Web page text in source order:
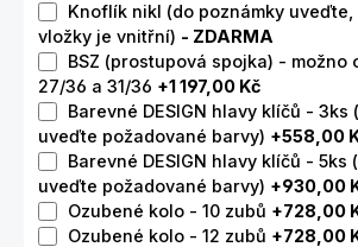
Knoflík nikl (do poznámky
vložky je vnitřní) - ZDARMA
BSZ (prostupová spojka) - možno
27/36 a 31/36 +1 197,00 Kč
Barevné DESIGN hlavy klíčů - 3ks
uveďte požadované barvy) +558,00
Barevné DESIGN hlavy klíčů - 5ks
uveďte požadované barvy) +930,00
Ozubené kolo - 10 zubů +728,00
Ozubené kolo - 12 zubů +728,00